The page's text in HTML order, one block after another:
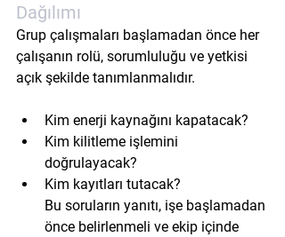
Dağılımı
Grup çalışmaları başlamadan önce her
çalışanın rolü, sorumluluğu ve yetkisi
açık şekilde tanımlanmalıdır.
Kim enerji kaynağını kapatacak?
Kim kilitleme işlemini
doğrulayacak?
Kim kayıtları tutacak?
Bu soruların yanıtı, işe başlamadan
önce belirlenmeli ve ekip içinde